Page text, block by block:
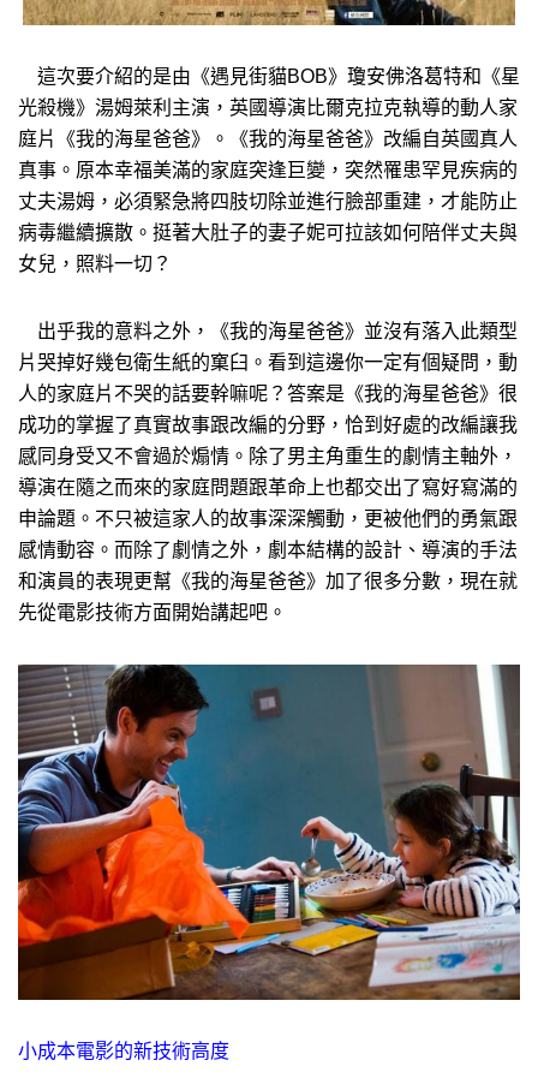
這次要介紹的是由《遇見街貓BOB》瓊安佛洛葛特和《星
光殺機》湯姆萊利主演，英國導演比爾克拉克執導的動人家
庭片《我的海星爸爸》。《我的海星爸爸》改編自英國真人
真事。原本幸福美滿的家庭突逢巨變，突然罹患罕見疾病的
丈夫湯姆，必須緊急將四肢切除並進行臉部重建，才能防止
病毒繼續擴散。挺著大肚子的妻子妮可拉該如何陪伴丈夫與
女兒，照料一切？
出乎我的意料之外，《我的海星爸爸》並沒有落入此類型
片哭掉好幾包衛生紙的窠臼。看到這邊你一定有個疑問，動
人的家庭片不哭的話要幹嘛呢？答案是《我的海星爸爸》很
成功的掌握了真實故事跟改編的分野，恰到好處的改編讓我
感同身受又不會過於煽情。除了男主角重生的劇情主軸外，
導演在隨之而來的家庭問題跟革命上也都交出了寫好寫滿的
申論題。不只被這家人的故事深深觸動，更被他們的勇氣跟
感情動容。而除了劇情之外，劇本結構的設計、導演的手法
和演員的表現更幫《我的海星爸爸》加了很多分數，現在就
先從電影技術方面開始講起吧。
小成本電影的新技術高度